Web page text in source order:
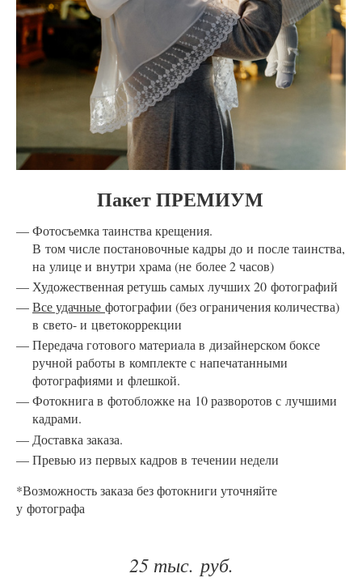
Пакет ПРЕМИУМ
Фотосъемка таинства крещения.
В том числе постановочные кадры до и после таинства,
на улице и внутри храма (не более 2 часов)
Художественная ретушь самых лучших 20 фотографий
Все удачные фотографии (без ограничения количества)
в свето- и цветокоррекции
Передача готового материала в дизайнерском боксе
ручной работы в комплекте с напечатанными
фотографиями и флешкой.
Фотокнига в фотобложке на 10 разворотов с лучшими
кадрами.
Доставка заказа.
Превью из первых кадров в течении недели
*Возможность заказа без фотокниги уточняйте
у фотографа
25 тыс. руб.